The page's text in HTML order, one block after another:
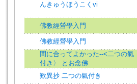
んきゅうほうこくvi
佛教經營學入門
佛教經營學入門
間に合ってよかった--<二つの氣
付き〉 とお念佛
歎異抄 二つの氣付き